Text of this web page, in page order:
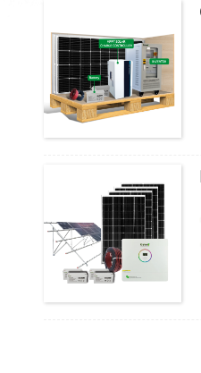
Vennligst